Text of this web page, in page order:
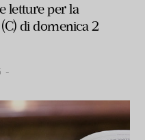
letture per la
di domenica 2
-